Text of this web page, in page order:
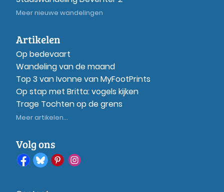
Meer nieuwe wandelingen
Artikelen
Op bedevaart
Wandeling van de maand
Top 3 van Ivonne van MyFootPrints
Op stap met Britta: vogels kijken
Trage Tochten op de grens
Meer artikelen...
Volg ons